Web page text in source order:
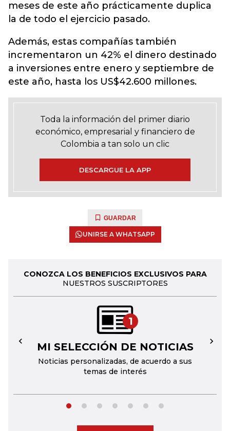
meses de este año prácticamente duplica
la de todo el ejercicio pasado.
Además, estas compañías también
incrementaron un 42% el dinero destinado
a inversiones entre enero y septiembre de
este año, hasta los US$42.600 millones.
Toda la información del primer diario
económico, empresarial y financiero de
Colombia a tan solo un clic
DESCARGUE LA APP
GUARDAR
UNIRSE A WHATSAPP
CONOZCA LOS BENEFICIOS EXCLUSIVOS PARA
NUESTROS SUSCRIPTORES
1
MI SELECCIÓN DE NOTICIAS
Noticias personalizadas, de acuerdo a sus
temas de interés
← →